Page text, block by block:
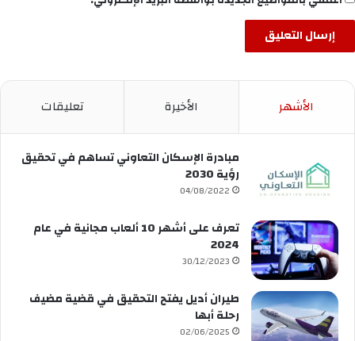
الأشهر الأخيرة تعليقات
مبادرة الإسكان التعاوني تساهم في تحقيق
رؤية 2030
04/08/2022
تعرف على أشهر 10 ألعاب مجانية في عام
2024
30/12/2023
طيران أديل يفتح التحقيق في قضية مضيف
رحلة أبها
02/06/2025